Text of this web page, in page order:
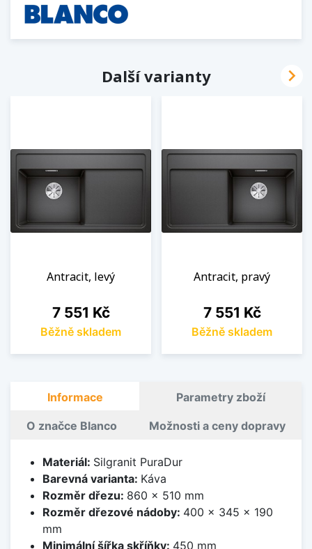
Další varianty
Antracit, levý
Cena
7 551 Kč
Běžně skladem
Antracit, pravý
Cena
7 551 Kč
Běžně skladem

Informace Parametry zboží
O značce Blanco Možnosti a ceny dopravy
Materiál: Silgranit PuraDur
Barevná varianta: Káva
Rozměr dřezu: 860 x 510 mm
Rozměr dřezové nádoby: 400 x 345 x 190
mm
Minimální šířka skříňky: 450 mm